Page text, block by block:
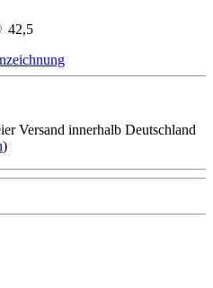
42,5
Versand innerhalb Deutschland
)